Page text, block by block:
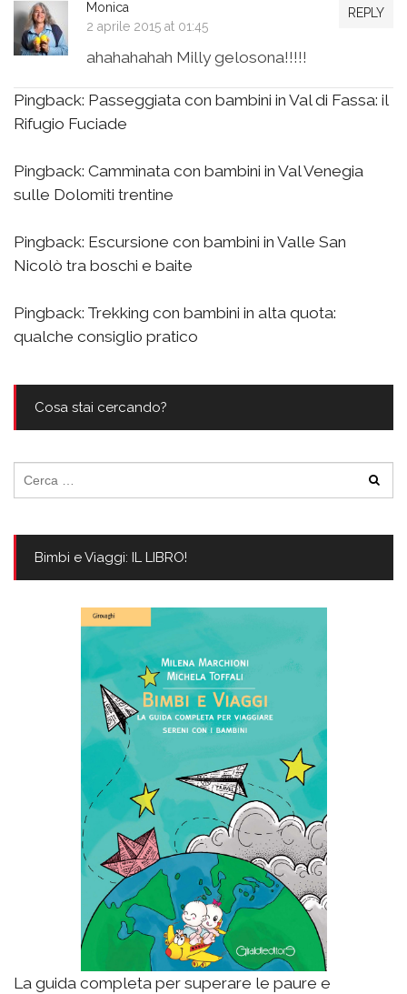
REPLY
Monica
2 aprile 2015 at 01:45
ahahahahah Milly gelosona!!!!!
Pingback: Passeggiata con bambini in Val di Fassa: il
Rifugio Fuciade
Pingback: Camminata con bambini in Val Venegia
sulle Dolomiti trentine
Pingback: Escursione con bambini in Valle San
Nicolò tra boschi e baite
Pingback: Trekking con bambini in alta quota:
qualche consiglio pratico
Cosa stai cercando?
per:
Bimbi e Viaggi: IL LIBRO!
La guida completa per superare le paure e